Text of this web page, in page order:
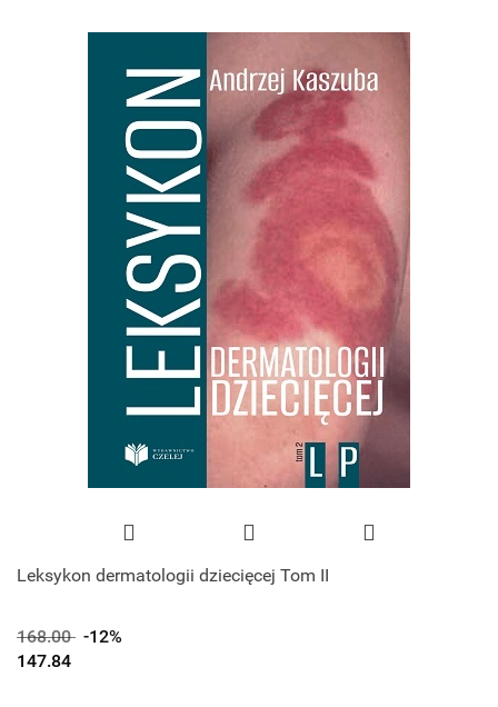
Leksykon dermatologii dziecięcej Tom II
168.00 -12%
147.84